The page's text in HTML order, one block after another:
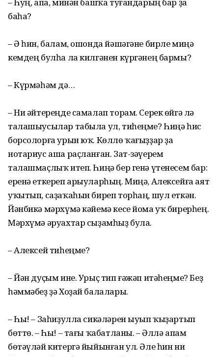
баһа?
– Ә һин, балам, ошонда йәшәгәне бирле миңә
кемдең булһа ла килгәнен күргәнең бармы?
– Күрмәһәм дә…
– Ни әйтереңде самалап торам. Серек өйгә лә
талашыусылар табыла ул, тиһеңме? Һиңә һис
борсолорға урын юҡ. Көллө ҡағыҙҙар ҙа
нотариус аша раҫланған. Зат-зәүерем
талашмаҫлыҡ итеп. Һиңә бер генә үтенесем бар:
еренә еткереп арыуларһың. Миңә, Алексейға аят
уҡытып, саҙаҡаһын биреп торһаң, шул еткән.
Йәнбикә мәрхүмә кәйемә кесе йома уҡ бирерһең.
Мәрхүмә әруахтар сыҙамһыҙ була.
– Алексей тиһеңме?
– Йән дуҫым ине. Урыҫ тип ғәжәп итәһеңме? Беҙ
һәммәбеҙ ҙә Хоҙай балалары.
– Һы! – Заһиҙулла сикәләрен ыуып ҡыҙартып
бөттө. – Һы! – тағы ҡабатланы. – Әллә апам
бөтәүләй китергә йыйынған ул. Әле һин ни